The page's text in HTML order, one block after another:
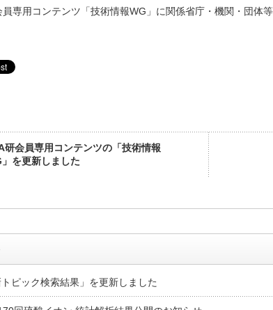
員専用コンテンツ「技術情報WG」に関係省庁・機関・団体
研会員専用コンテンツの「技術情報
」を更新しました
ピック検索結果」を更新しました